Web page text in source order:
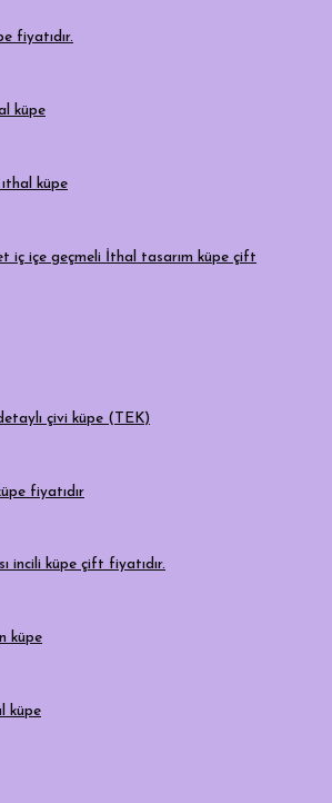
fiyatıdır.
küpe
küpe
iç içe geçmeli İthal tasarım küpe çift
çivi küpe (TEK)
fiyatıdır
incili küpe çift fiyatıdır.
küpe
küpe